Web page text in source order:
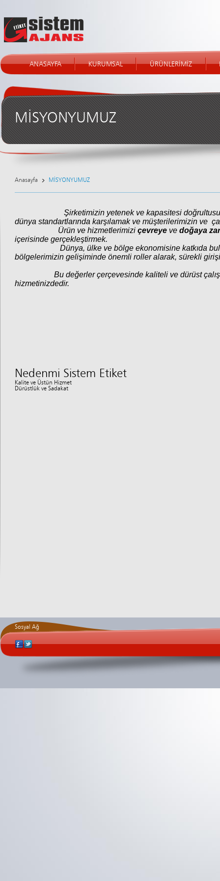
ANASAYFA KURUMSAL ÜRÜNLERİMİZ
MİSYONYUMUZ
Anasayfa MİSYONYUMUZ
Şirketimizin yetenek ve kapasitesi doğrultusunda,
dünya standartlarında karşılamak ve müşterilerimizin ve
Ürün ve hizmetlerimizi çevreye ve doğaya
içerisinde gerçekleştirmek.
Dünya, ülke ve bölge ekonomisine katkıda
bölgelerimizin gelişiminde önemli roller alarak, sürekli
Bu değerler çerçevesinde kaliteli ve dürüst
hizmetinizdedir.
Nedenmi Sistem Etiket
Kalite ve Üstün Hizmet
Dürüstlük ve Sadakat
Sosyal Ağ